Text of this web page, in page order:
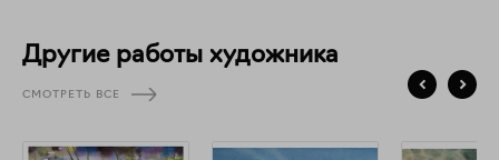
картин я говорю большое спасибо и желаю самого
наилучшего, пусть мои картины способствуют уюту и
душевной радости в вашей жизни!
Другие работы художника
СМОТРЕТЬ ВСЕ